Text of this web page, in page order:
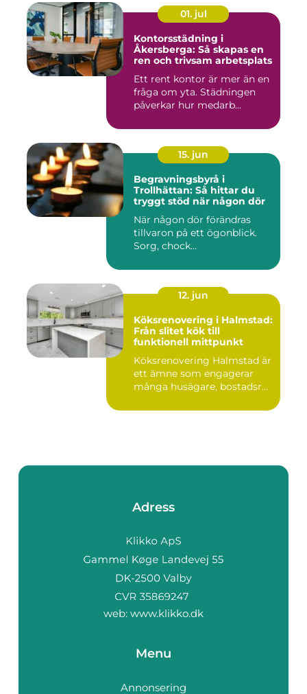
01. jul
Kontorsstädning i
Åkersberga: Så skapas en
ren och trivsam arbetsplats
Ett rent kontor är mer än en
fråga om yta. Städningen
påverkar hur medarb...
15. jun
Begravningsbyrå i
Trollhättan: Så hittar du
tryggt stöd när någon dör
När någon dör förändras
tillvaron på ett ögonblick.
Sorg, chock...
12. jun
Köksrenovering i Halmstad:
Från slitet kök till
funktionell mittpunkt
Köksrenovering Halmstad är
ett ämne som engagerar
många husägare, bostadsr...
Adress
web: www.klikko.dk
Menu
Annonsering